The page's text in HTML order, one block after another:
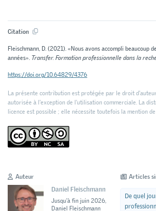
Citation
Fleischmann, D. (2021). «Nous avons accompli beaucoup
années». Transfer. Formation professionnelle dans la
https://doi.org/10.64829/4376
La présente contribution est protégée par le droit
autorisée à l'exception de l'utilisation commerciale. La
licence est possible ; elle nécessite toutefois la mention de
Auteur
Daniel Fleischmann
Jusqu'à fin juin 2026,
Daniel Fleischmann
Articles
De quel